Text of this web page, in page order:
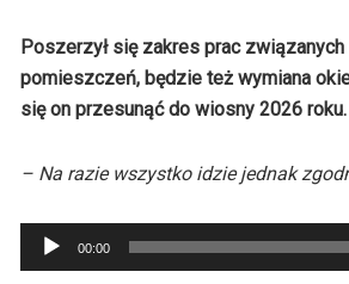
Poszerzył się zakres prac
pomieszczeń, będzie też wymiana
się on przesunąć do wiosny 2026 roku.
– Na razie wszystko idzie jednak
Odtwarzacz
plików
00:00